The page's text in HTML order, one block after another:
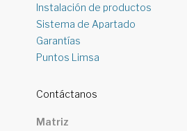
Instalación de productos
Sistema de Apartado
Garantías
Puntos Limsa
Contáctanos
Matriz